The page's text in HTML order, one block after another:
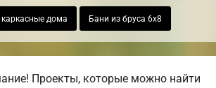
дома Бани из бруса 6х8
Проекты, которые можно найти